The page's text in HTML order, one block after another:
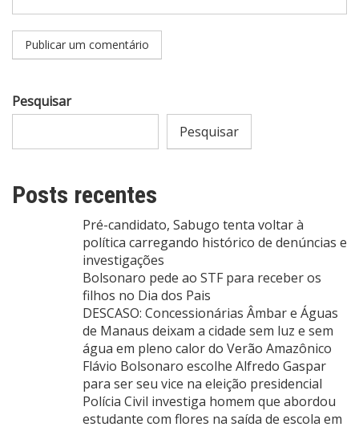
Pesquisar
Pesquisar
Posts recentes
Pré-candidato, Sabugo tenta voltar à
política carregando histórico de denúncias e
investigações
Bolsonaro pede ao STF para receber os
filhos no Dia dos Pais
DESCASO: Concessionárias Âmbar e Águas
de Manaus deixam a cidade sem luz e sem
água em pleno calor do Verão Amazônico
Flávio Bolsonaro escolhe Alfredo Gaspar
para ser seu vice na eleição presidencial
Polícia Civil investiga homem que abordou
estudante com flores na saída de escola em